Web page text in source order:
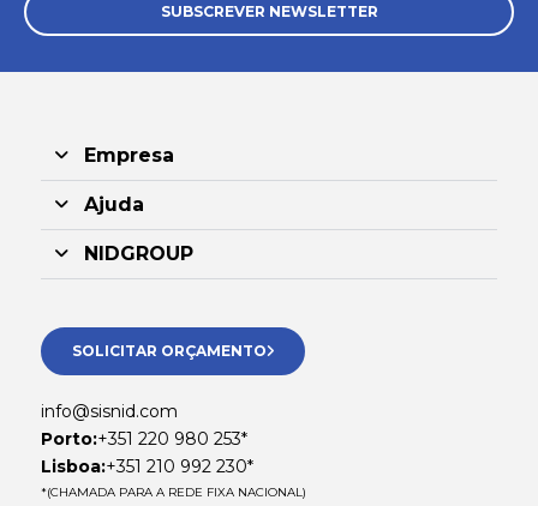
SUBSCREVER NEWSLETTER
Empresa
Ajuda
NIDGROUP
SOLICITAR ORÇAMENTO
info@sisnid.com
Porto:+351 220 980 253*
Lisboa:+351 210 992 230*
*(CHAMADA PARA A REDE FIXA NACIONAL)